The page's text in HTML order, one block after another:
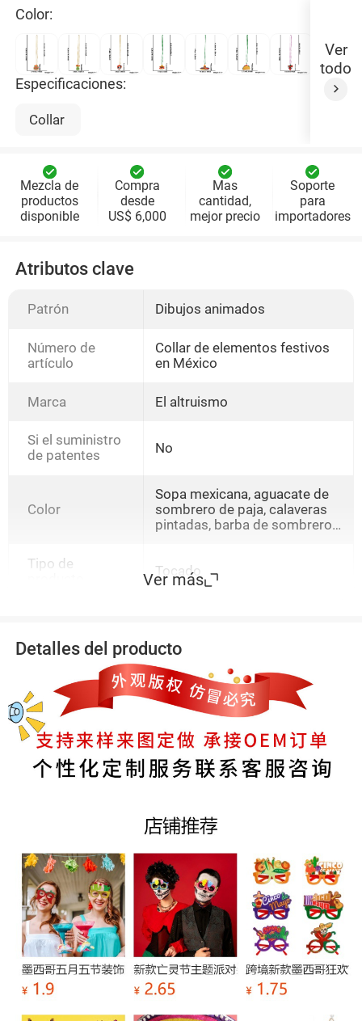
Color:
Especificaciones:
Collar
Ver
todo
Mezcla de
productos
disponible
Compra
desde
US$ 6,000
Mas
cantidad,
mejor precio
Soporte
para
importadores
Atributos clave
Patrón Dibujos animados
Número de
artículo
Collar de elementos festivos
en México
Marca El altruismo
Si el suministro
de patentes
No
Color
Sopa mexicana, aguacate de
sombrero de paja, calaveras
pintadas, barba de sombrero
sombrero de borde ancho de
chile, calaveras de daliri,
Tipo de
Tocado
Ver más
Detalles del producto